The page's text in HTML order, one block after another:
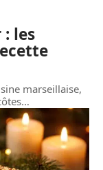
les
marseillaise,
…